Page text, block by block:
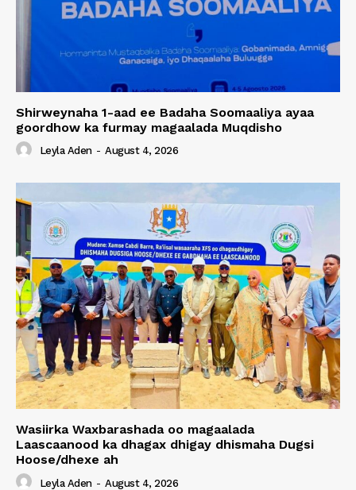
Shirweynaha 1-aad ee Badaha Soomaaliya ayaa
goordhow ka furmay magaalada Muqdisho
Leyla Aden - August 4, 2026
Wasiirka Waxbarashada oo magaalada
Laascaanood ka dhagax dhigay dhismaha Dugsi
Hoose/dhexe ah
Leyla Aden - August 4, 2026